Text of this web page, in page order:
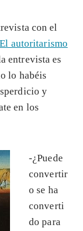
con el
El autoritarismo
entrevista es
lo habéis
y
en los
-¿Puede
convertir
o se ha
converti
do para